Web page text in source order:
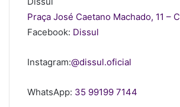
Praça José Caetano Machado, 11 –
Facebook: Dissul
Instagram:@dissul.oficial
WhatsApp: 35 99199 7144